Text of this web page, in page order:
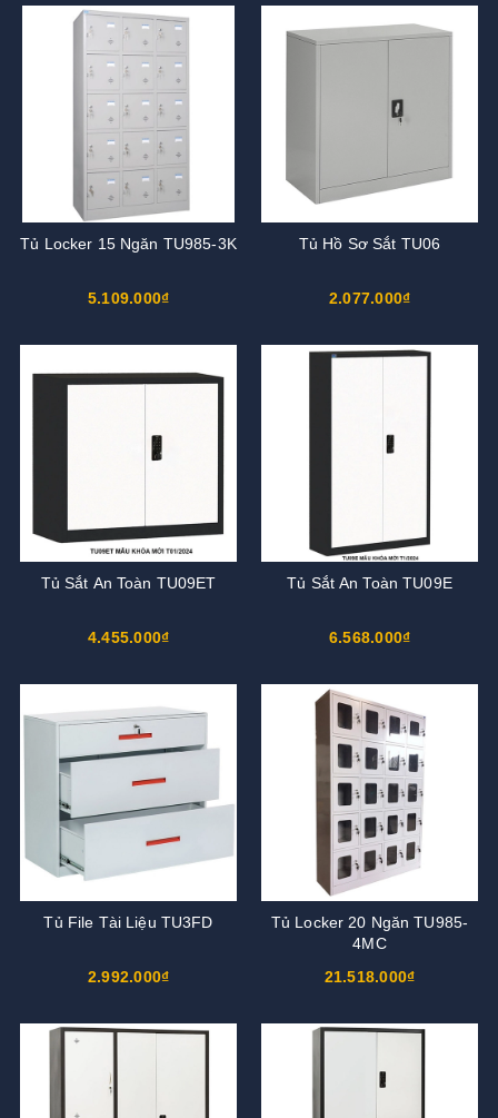
Tủ Locker 15 Ngăn TU985-3K
5.109.000₫
Tủ Hồ Sơ Sắt TU06
2.077.000₫
Tủ Sắt An Toàn TU09ET
4.455.000₫
Tủ Sắt An Toàn TU09E
6.568.000₫
Tủ File Tài Liệu TU3FD
2.992.000₫
Tủ Locker 20 Ngăn TU985-
4MC
21.518.000₫